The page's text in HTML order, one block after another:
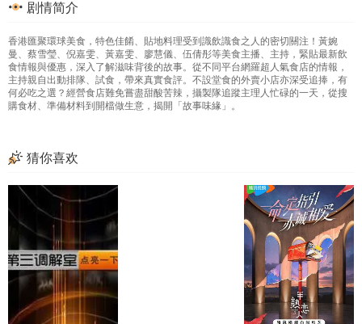
186
190 191 192 193
194 195 196 197
198 199 200
210 213
214 217
218 221
222 225
77
81 82 83 84
85 86 87 88
89 90 91
101 104
105 108
109 112
113 116
37
41 42 43 44
45 46 47 48
49 50 51
61 64
65 68
69 72
73 76
剧情简介
香港匯聚環球美食，特色佳餚、貼地料理受到識飲識食之人的密切關注！黃婉
曼、蔡雪瑩、倪嘉雯、黃嘉雯、廖慧儀、伍倩彤等美食主播、主持，緊貼最新飲
食情報與優惠，深入了解滋味背後的故事。從不同平台網羅超人氣食店的情報，
主持親自出動排隊、試食，帶來真實食評。不設堂食的外賣小店亦深受追捧，有
何必吃之選？經營食店難免嘗盡甜酸苦辣，攝製隊追蹤主理人忙碌的一天，從搜
購食材、準備材料到開檔做生意，揭開「故事味緣」。
猜你喜欢